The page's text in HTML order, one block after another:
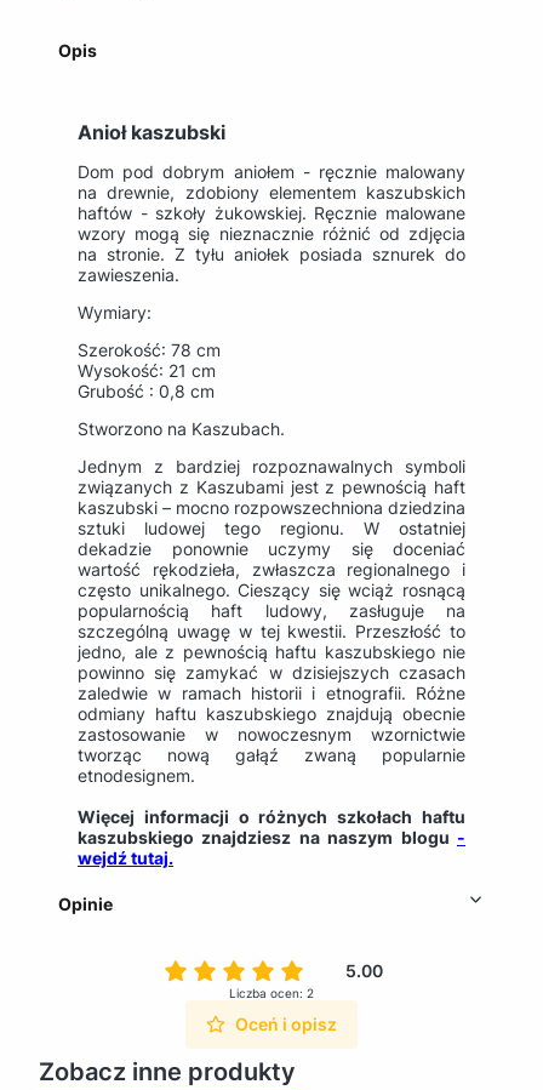
Opis
Anioł kaszubski
Dom pod dobrym aniołem - ręcznie malowany
na drewnie, zdobiony elementem kaszubskich
haftów - szkoły żukowskiej. Ręcznie malowane
wzory mogą się nieznacznie różnić od zdjęcia
na stronie. Z tyłu aniołek posiada sznurek do
zawieszenia.
Wymiary:
Szerokość: 78 cm
Wysokość: 21 cm
Grubość : 0,8 cm
Stworzono na Kaszubach.
Jednym z bardziej rozpoznawalnych symboli
związanych z Kaszubami jest z pewnością haft
kaszubski – mocno rozpowszechniona dziedzina
sztuki ludowej tego regionu. W ostatniej
dekadzie ponownie uczymy się doceniać
wartość rękodzieła, zwłaszcza regionalnego i
często unikalnego. Cieszący się wciąż rosnącą
popularnością haft ludowy, zasługuje na
szczególną uwagę w tej kwestii. Przeszłość to
jedno, ale z pewnością haftu kaszubskiego nie
powinno się zamykać w dzisiejszych czasach
zaledwie w ramach historii i etnografii. Różne
odmiany haftu kaszubskiego znajdują obecnie
zastosowanie w nowoczesnym wzornictwie
tworząc nową gałąź zwaną popularnie
etnodesignem.
Więcej informacji o różnych szkołach haftu
kaszubskiego znajdziesz na naszym blogu -
wejdź tutaj.
Opinie
5.00
Liczba ocen: 2
Oceń i opisz
Zobacz inne produkty